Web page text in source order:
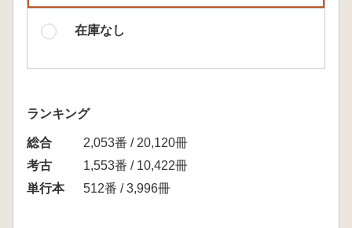
在庫なし
ランキング
総合
2,053番 / 20,120冊
考古
1,553番 / 10,422冊
単行本
512番 / 3,996冊